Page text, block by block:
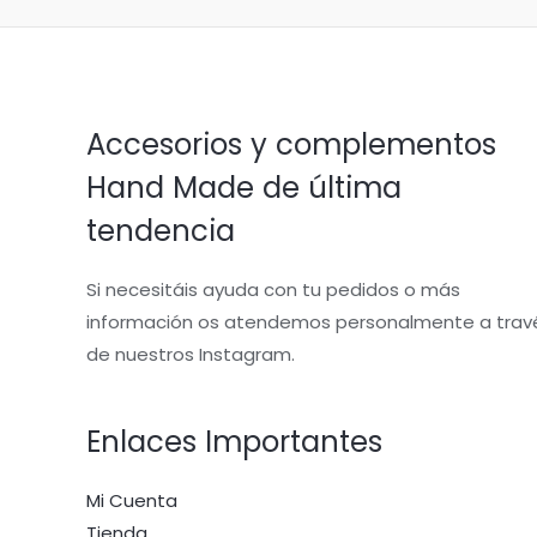
Accesorios y complementos
Hand Made de última
tendencia
Si necesitáis ayuda con tu pedidos o más
información os atendemos personalmente a
de nuestros Instagram.
Enlaces Importantes
Mi Cuenta